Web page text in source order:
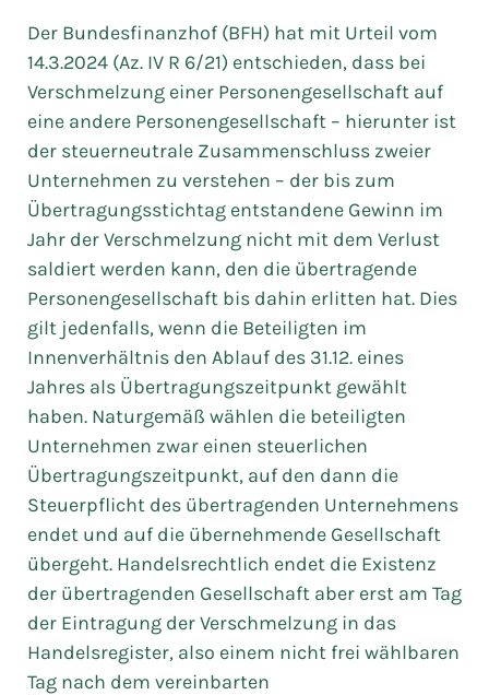
Der Bundesfinanzhof (BFH) hat mit Urteil vom
14.3.2024 (Az. IV R 6/21) entschieden, dass bei
Verschmelzung einer Personengesellschaft auf
eine andere Personengesellschaft – hierunter ist
der steuerneutrale Zusammenschluss zweier
Unternehmen zu verstehen – der bis zum
Übertragungsstichtag entstandene Gewinn im
Jahr der Verschmelzung nicht mit dem Verlust
saldiert werden kann, den die übertragende
Personengesellschaft bis dahin erlitten hat. Dies
gilt jedenfalls, wenn die Beteiligten im
Innenverhältnis den Ablauf des 31.12. eines
Jahres als Übertragungszeitpunkt gewählt
haben. Naturgemäß wählen die beteiligten
Unternehmen zwar einen steuerlichen
Übertragungszeitpunkt, auf den dann die
Steuerpflicht des übertragenden Unternehmens
endet und auf die übernehmende Gesellschaft
übergeht. Handelsrechtlich endet die Existenz
der übertragenden Gesellschaft aber erst am Tag
der Eintragung der Verschmelzung in das
Handelsregister, also einem nicht frei wählbaren
Tag nach dem vereinbarten